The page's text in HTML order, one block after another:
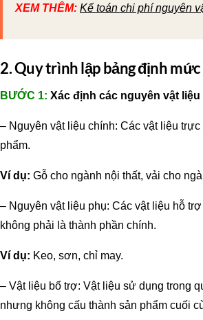
XEM THÊM: Kế toán chi phí nguyên
2. Quy trình lập bảng định
BƯỚC 1: Xác định các nguyên vật
– Nguyên vật liệu chính: Các vật liệu trực
phẩm.
Ví dụ: Gỗ cho ngành nội thất, vải cho
– Nguyên vật liệu phụ: Các vật liệu hỗ
không phải là thành phần chính.
Ví dụ: Keo, sơn, chỉ may.
– Vật liệu bổ trợ: Vật liệu sử dụng trong
nhưng không cấu thành sản phẩm cuối